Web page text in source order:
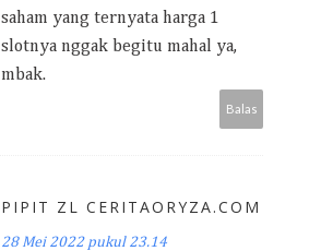
saham yang ternyata harga 1
slotnya nggak begitu mahal ya,
mbak.
Balas
PIPIT ZL CERITAORYZA.COM
28 Mei 2022 pukul 23.14